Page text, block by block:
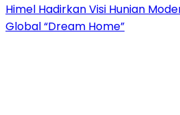
Himel Hadirkan Visi Hunian
Global “Dream Home”